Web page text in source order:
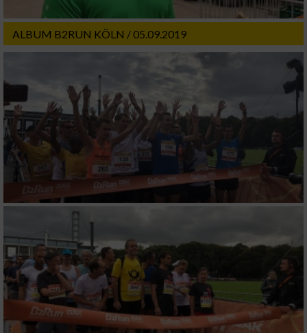
ALBUM B2RUN KÖLN / 05.09.2019
Werbung
Verwendung von Profilen zur Auswahl
personalisierter Werbung
Erstellung von Profilen zur Personalisierung
von Inhalten
Verwendung von Profilen zur Auswahl
personalisierter Inhalte
Messung der Werbeleistung
Analyse von Zielgruppen durch Statistiken
oder Kombinationen von Daten aus
verschiedenen Quellen
Entwicklung und Verbesserung der Angebote